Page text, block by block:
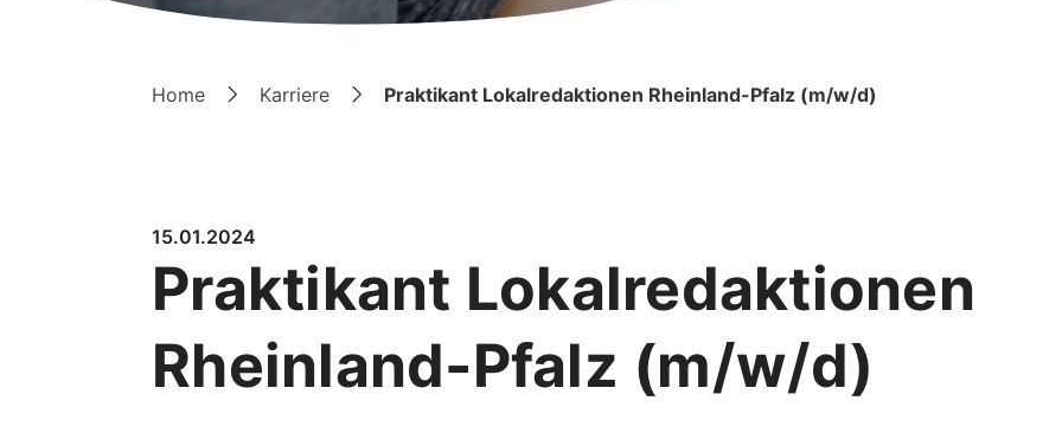
Home Karriere Praktikant Lokalredaktionen Rheinland-Pfalz (m/w/d)
15.01.2024
Praktikant Lokalredaktionen
Rheinland-Pfalz (m/w/d)